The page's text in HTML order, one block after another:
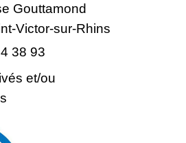
Gouttamond
Victor-sur-Rhins
38 93
et/ou